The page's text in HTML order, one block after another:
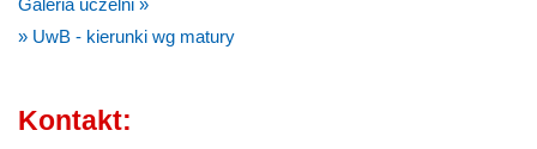
» UwB - kierunki wg matury
Kontakt: